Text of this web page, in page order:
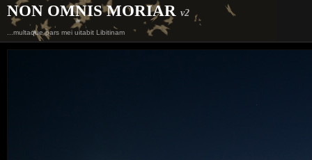
NON OMNIS MORIAR v2
...multaque pars mei uitabit Libitinam